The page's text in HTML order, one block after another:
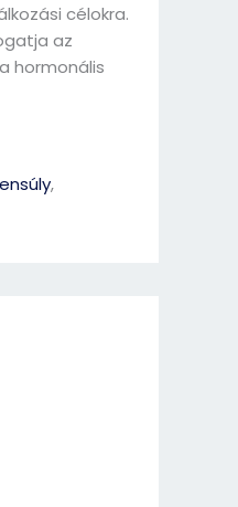
célokra.
az
hormonális
,